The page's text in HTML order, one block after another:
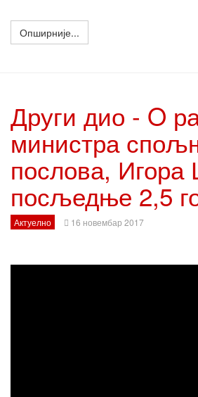
Опширније...
Други дио - O
министра
послова, Игора
посљедње 2,5
Актуелно 16 новембар 2017